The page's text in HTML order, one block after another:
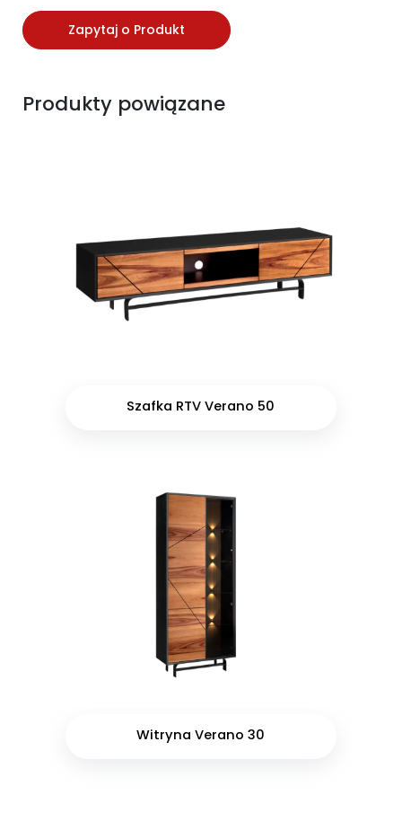
Zapytaj o Produkt
Produkty powiązane
Szafka RTV Verano 50
Witryna Verano 30